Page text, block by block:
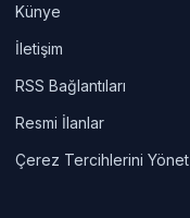
Künye
İletişim
RSS Bağlantıları
Resmi İlanlar
Çerez Tercihlerini Yönet